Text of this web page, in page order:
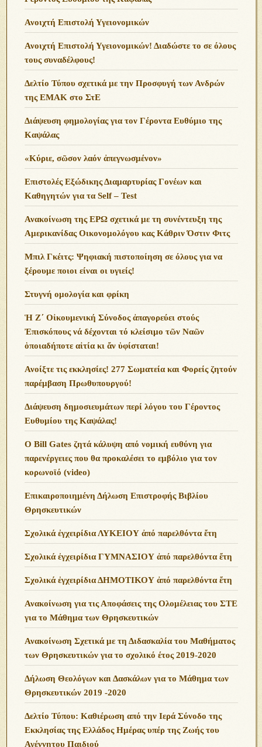
Ανοιχτή Επιστολή Υγειονομικών
Ανοιχτή Επιστολή Υγειονομικών! Διαδώστε το σε όλους
τους συναδέλφους!
Δελτίο Τύπου σχετικά με την Προσφυγή των Ανδρών
της ΕΜΑΚ στο ΣτΕ
Διάψευση φημολογίας για τον Γέροντα Ευθύμιο της
Καψάλας
«Κύριε, σῶσον λαόν ἀπεγνωσμένον»
Επιστολές Εξώδικης Διαμαρτυρίας Γονέων και
Καθηγητών για τα Self – Test
Ανακοίνωση της ΕΡΩ σχετικά με τη συνέντευξη της
Αμερικανίδας Οικονομολόγου κας Κάθριν Όστιν Φιτς
Μπιλ Γκέιτς: Ψηφιακή πιστοποίηση σε όλους για να
ξέρουμε ποιοι είναι οι υγιείς!
Στυγνή ομολογία και φρίκη
Ἡ Ζ΄ Οἰκουμενική Σύνοδος ἀπαγορεύει στούς
Ἐπισκόπους νά δέχονται τό κλείσιμο τῶν Ναῶν
ὁποιαδήποτε αἰτία κι ἄν ὑφίσταται!
Ανoίξτε τις εκκλησίες! 277 Σωματεία και Φορείς ζητούν
παρέμβαση Πρωθυπουργού!
Διάψευση δημοσιευμάτων περί λόγου του Γέροντος
Ευθυμίου της Καψάλας!
O Bill Gates ζητά κάλυψη από νομική ευθύνη για
παρενέργειες που θα προκαλέσει το εμβόλιο για τον
κορωνοϊό (video)
Επικαιροποιημένη Δήλωση Επιστροφής Βιβλίου
Θρησκευτικών
Σχολικά ἐγχειρίδια ΛΥΚΕΙΟΥ ἀπό παρελθόντα ἔτη
Σχολικά ἐγχειρίδια ΓΥΜΝΑΣΙΟΥ ἀπό παρελθόντα ἔτη
Σχολικά ἐγχειρίδια ΔΗΜΟΤΙΚΟΥ ἀπό παρελθόντα ἔτη
Ανακοίνωση για τις Αποφάσεις της Ολομέλειας του ΣΤΕ
για το Μάθημα των Θρησκευτικών
Ανακοίνωση Σχετικά με τη Διδασκαλία του Μαθήματος
των Θρησκευτικών για το σχολικό έτος 2019-2020
Δήλωση Θεολόγων και Δασκάλων για το Μάθημα των
Θρησκευτικών 2019 -2020
Δελτίο Τύπου: Καθιέρωση από την Ιερά Σύνοδο της
Εκκλησίας της Ελλάδος Ημέρας υπέρ της Ζωής του
Αγέννητου Παιδιού